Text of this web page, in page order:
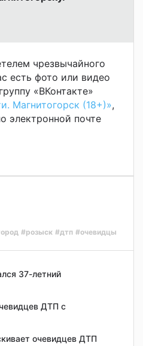
чрезвычайного
есть фото или видео
«ВКонтакте»
Магнитогорск (18+)»,
электронной почте
#розыск #дтп #очевидцы
37-летний
ДТП с
очевидцев ДТП